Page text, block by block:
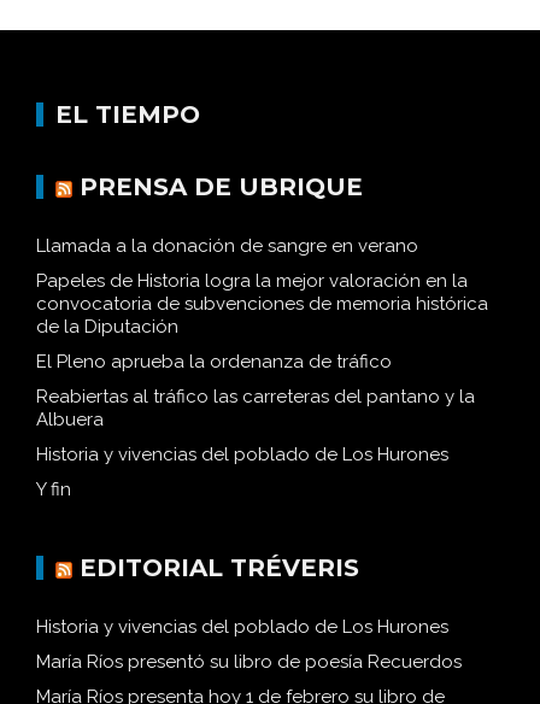
EL TIEMPO
PRENSA DE UBRIQUE
Llamada a la donación de sangre en verano
Papeles de Historia logra la mejor valoración en la
convocatoria de subvenciones de memoria histórica
de la Diputación
El Pleno aprueba la ordenanza de tráfico
Reabiertas al tráfico las carreteras del pantano y la
Albuera
Historia y vivencias del poblado de Los Hurones
Y fin
EDITORIAL TRÉVERIS
Historia y vivencias del poblado de Los Hurones
María Ríos presentó su libro de poesía Recuerdos
María Ríos presenta hoy 1 de febrero su libro de